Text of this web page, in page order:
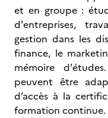
et en groupe :
d'entreprises,
gestion dans les
finance, le
mémoire
peuvent être
d’accès à la
formation continue.